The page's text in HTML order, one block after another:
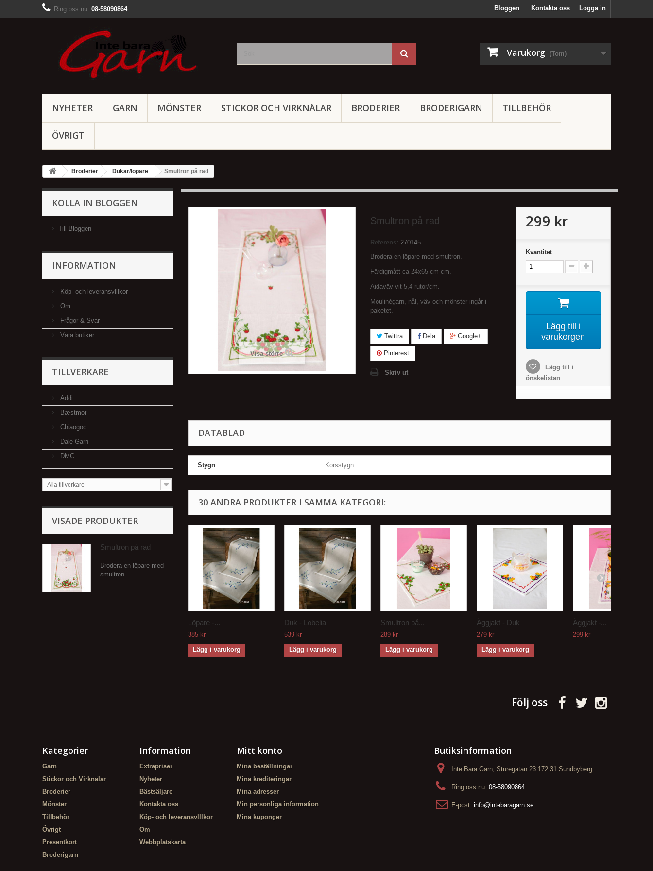
Logga in
Bloggen Kontakta oss
Ring oss nu: 08-58090864
Varukorg (Tom)
NYHETER GARN MÖNSTER STICKOR OCH VIRKNÅLAR BRODERIER BRODERIGARN TILLBEHÖR
ÖVRIGT
Broderier Dukar/löpare Smultron på rad
KOLLA IN BLOGGEN
Till Bloggen
INFORMATION
Köp- och leveransvlllkor
Om
Frågor & Svar
Våra butiker
TILLVERKARE
Addi
Bæstmor
Chiaogoo
Dale Garn
DMC
Alla tillverkare
VISADE PRODUKTER
Smultron på rad
Brodera en löpare med
smultron....
Visa större
Smultron på rad
Referens: 270145
Brodera en löpare med smultron.
Färdigmått ca 24x65 cm cm.
Aidaväv vit 5,4 rutor/cm.
Moulinégarn, nål, väv och mönster ingår i
paketet.
Twittra Dela Google+
Pinterest
Skriv ut
299 kr
Kvantitet
Lägg till i
varukorgen
Lägg till i
önskelistan
DATABLAD
Stygn Korsstygn
30 ANDRA PRODUKTER I SAMMA KATEGORI:
Löpare -...
385 kr
Lägg i varukorg
Duk - Lobelia
539 kr
Lägg i varukorg
Smultron på...
289 kr
Lägg i varukorg
Äggjakt - Duk
279 kr
Lägg i varukorg
Äggjakt -...
299 kr
Följ oss
Kategorier
Garn
Stickor och Virknålar
Broderier
Mönster
Tillbehör
Övrigt
Presentkort
Broderigarn
Information
Extrapriser
Nyheter
Bästsäljare
Kontakta oss
Köp- och leveransvlllkor
Om
Webbplatskarta
Mitt konto
Mina beställningar
Mina krediteringar
Mina adresser
Min personliga information
Mina kuponger
Butiksinformation
Inte Bara Garn, Sturegatan 23 172 31 Sundbyberg
Ring oss nu: 08-58090864
E-post: info@intebaragarn.se